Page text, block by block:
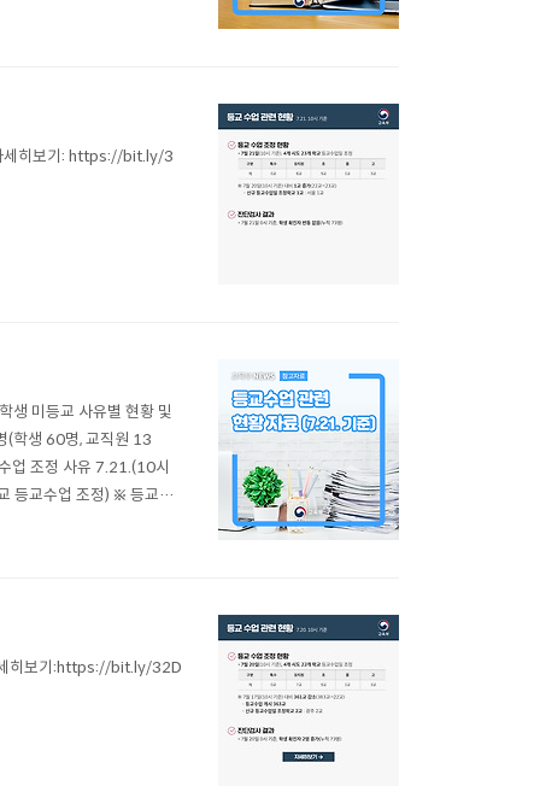
단검사 현황 (7.22. 0시
세히보기: https://bit.ly/3
미등교 사유별 현황 및
(학생 60명, 교직원 13
업 조정 사유 7.21.(10시
등교수업 조정) ※ 등교수
16시 기준) * 진단검
세히보기:https://bit.ly/32D